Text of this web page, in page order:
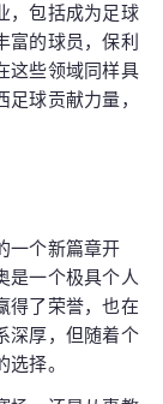
，包括成为足球
富的球员，保利
这些领域同样具
球贡献力量，
一个新篇章开
是一个极具个人
得了荣誉，也在
深厚，但随着个
择。